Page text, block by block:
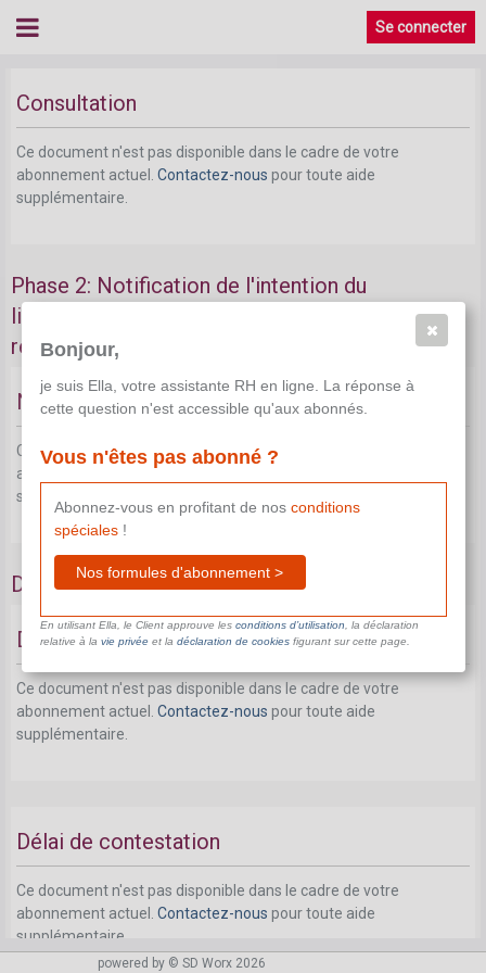
Se connecter
Consultation
Ce document n'est pas disponible dans le cadre de votre
abonnement actuel. Contactez-nous pour toute aide
supplémentaire.
Phase 2: Notification de l'intention du
licenciement collectif et négociation du plan de
restructuration et de la CCT prépension
Notification et affichage
Ce document n'est pas disponible dans le cadre de votre
abonnement actuel.
supplémentaire.
Délai d'attente et de contestation
Délai d'attente
Ce document n'est pas disponible dans le cadre de votre
abonnement actuel. Contactez-nous pour toute aide
supplémentaire.
Délai de contestation
Ce document n'est pas disponible dans le cadre de votre
abonnement actuel. Contactez-nous pour toute aide
supplémentaire.
powered by © SD Worx 2026
Bonjour,
je suis Ella, votre assistante RH en ligne. La réponse à
cette question n'est accessible qu'aux abonnés.
Vous n'êtes pas abonné ?
Abonnez-vous en profitant de nos conditions
spéciales!
Nos formules d'abonnement >
En utilisant Ella, le Client approuve les conditions d’utilisation , la déclaration
relative à la vie privéeet la déclaration de cookiesfigurant sur cette page.